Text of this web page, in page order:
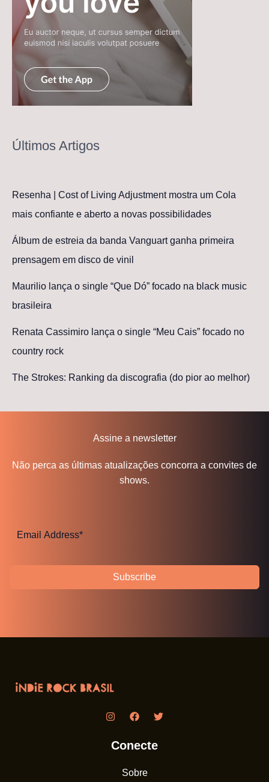
Últimos Artigos
Resenha | Cost of Living Adjustment mostra um Cola
mais confiante e aberto a novas possibilidades
Álbum de estreia da banda Vanguart ganha primeira
prensagem em disco de vinil
Maurilio lança o single “Que Dó” focado na black music
brasileira
Renata Cassimiro lança o single “Meu Cais” focado no
country rock
The Strokes: Ranking da discografia (do pior ao melhor)
Assine a newsletter
Não perca as últimas atualizações concorra a convites de
shows.
Subscribe
Conecte
Sobre